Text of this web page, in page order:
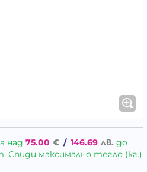
над 75.00 € / 146.69 лв. до
Спиди максимално тегло (кг.)